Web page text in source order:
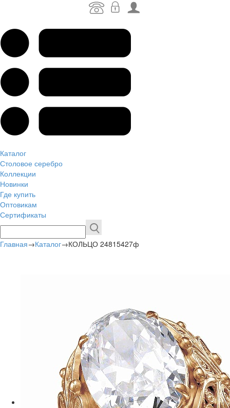
Каталог
Столовое серебро
Коллекции
Новинки
Где купить
Оптовикам
Сертификаты
Главная→Каталог→КОЛЬЦО 24815427ф